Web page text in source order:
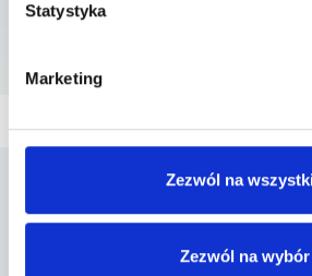
Statystyka
Marketing
Zezwól na
Zezwól na wybór
ul. A. Mickiewicza 39 ,